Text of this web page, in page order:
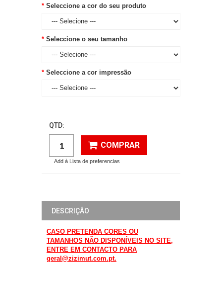
Seleccione a cor do seu produto
Seleccione o seu tamanho
Seleccione a cor impressão
QTD:
COMPRAR
Add à Lista de preferencias
DESCRIÇÃO
CASO PRETENDA CORES OU
TAMANHOS NÃO DISPONÍVEIS NO SITE,
ENTRE EM CONTACTO PARA
geral@zizimut.com.pt.